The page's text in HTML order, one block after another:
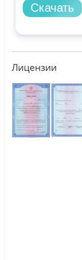
Скачать
Лицензии